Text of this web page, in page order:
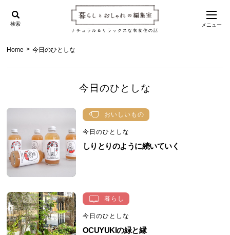
ナチュラル＆リラックスな衣食住の話
検索 メニュー
Home > 今日のひとしな
今日のひとしな
おいしいもの
今日のひとしな
しりとりのように続いていく
暮らし
今日のひとしな
OCUYUKIの緑と縁